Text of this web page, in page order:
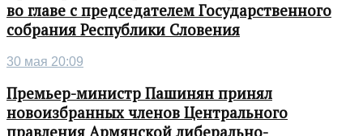
во главе с председателем Государственного
собрания Республики Словения
30 мая 20:09
Премьер-министр Пашинян принял
новоизбранных членов Центрального